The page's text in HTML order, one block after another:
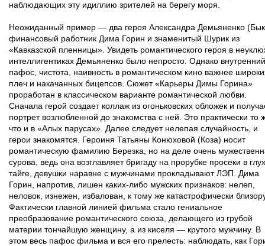
наблюдающих эту идиллию зрителей на берегу моря.
Неожиданный пример — два героя Александра Демьяненко
финансовый работник Дима Горин и знаменитый Шурик из
«Кавказской пленницы». Увидеть романтического героя в
интеллигентиках Демьяненко было непросто. Однако внутренний
пафос, чистота, наивность в романтическом кино важнее
плеч и накачанных бицепсов. Сюжет «Карьеры Димы Горина»
проработан в классическом варианте романтической любви.
Сначала герой создает коллаж из огоньковских обложек и
портрет возлюбленной до знакомства с ней. Это практически то
что и в «Алых парусах». Далее следует нелепая случайность, и
герои знакомятся. Героиня Татьяны Конюховой (Коза) носит
романтическую фамилию Березка, но на деле очень
сурова, ведь она возглавляет бригаду на прорубке просеки в
тайге, девушки наравне с мужчинами прокладывают ЛЭП. Дима
Горин, напротив, лишен каких-либо мужских признаков: нелеп,
неловок, изнежен, избалован, к тому же катастрофически
Фактически главной линией фильма стало гениальное
преобразование романтического союза, делающего из грубой
материи тончайшую женщину, а из киселя — крутого мужчину. В
этом весь пафос фильма и вся его прелесть: наблюдать, как